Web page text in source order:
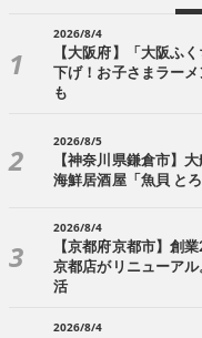
2026/8/4
【大阪府】「大阪ふ
下げ！お子さまラー
も
2026/8/5
【神奈川県鎌倉市】
海鮮居酒屋「魚貝 と
2026/8/4
【京都府京都市】創
京都店がリニューア
活
2026/8/4